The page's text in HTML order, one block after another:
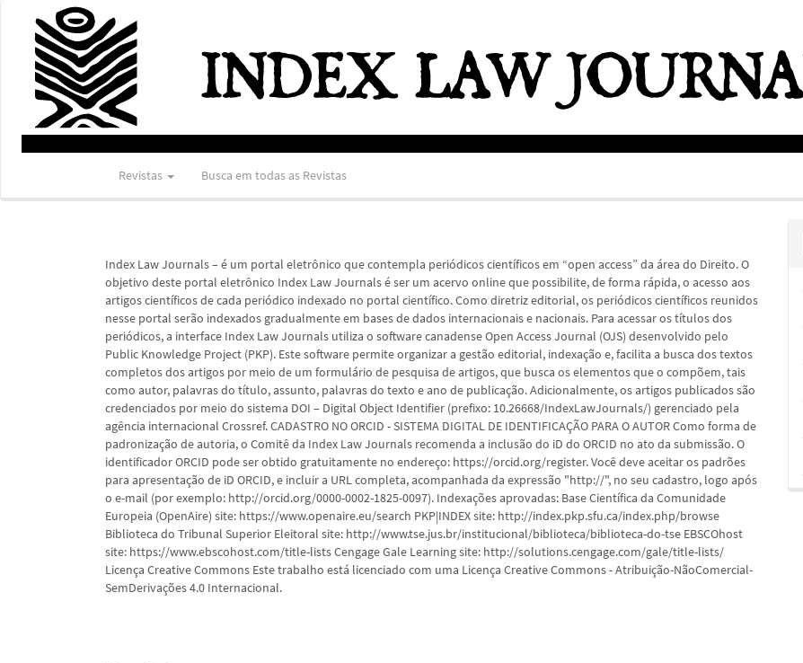
Navegação
Principal
Conteúdo
principal
Barra
Lateral
Revistas Busca em todas as Revistas
Index Law Journals – é um portal eletrônico que contempla periódicos científicos em “open access” da área do Direito. O
objetivo deste portal eletrônico Index Law Journals é ser um acervo online que possibilite, de forma rápida, o acesso aos
artigos científicos de cada periódico indexado no portal científico. Como diretriz editorial, os periódicos científicos reunidos
nesse portal serão indexados gradualmente em bases de dados internacionais e nacionais. Para acessar os títulos dos
periódicos, a interface Index Law Journals utiliza o software canadense Open Access Journal (OJS) desenvolvido pelo
Public Knowledge Project (PKP). Este software permite organizar a gestão editorial, indexação e, facilita a busca dos textos
completos dos artigos por meio de um formulário de pesquisa de artigos, que busca os elementos que o compõem, tais
como autor, palavras do título, assunto, palavras do texto e ano de publicação. Adicionalmente, os artigos publicados são
credenciados por meio do sistema DOI – Digital Object Identifier (prefixo: 10.26668/IndexLawJournals/) gerenciado pela
agência internacional Crossref. CADASTRO NO ORCID - SISTEMA DIGITAL DE IDENTIFICAÇÃO PARA O AUTOR Como forma de
padronização de autoria, o Comitê da Index Law Journals recomenda a inclusão do iD do ORCID no ato da submissão. O
identificador ORCID pode ser obtido gratuitamente no endereço: https://orcid.org/register. Você deve aceitar os padrões
para apresentação de iD ORCID, e incluir a URL completa, acompanhada da expressão "http://", no seu cadastro, logo após
o e-mail (por exemplo: http://orcid.org/0000-0002-1825-0097). Indexações aprovadas: Base Científica da Comunidade
Europeia (OpenAire) site: https://www.openaire.eu/search PKP|INDEX site: http://index.pkp.sfu.ca/index.php/browse
Biblioteca do Tribunal Superior Eleitoral site: http://www.tse.jus.br/institucional/biblioteca/biblioteca-do-tse EBSCOhost
site: https://www.ebscohost.com/title-lists Cengage Gale Learning site: http://solutions.cengage.com/gale/title-lists/
Licença Creative Commons Este trabalho está licenciado com uma Licença Creative Commons - Atribuição-NãoComercial-
SemDerivações 4.0 Internacional.